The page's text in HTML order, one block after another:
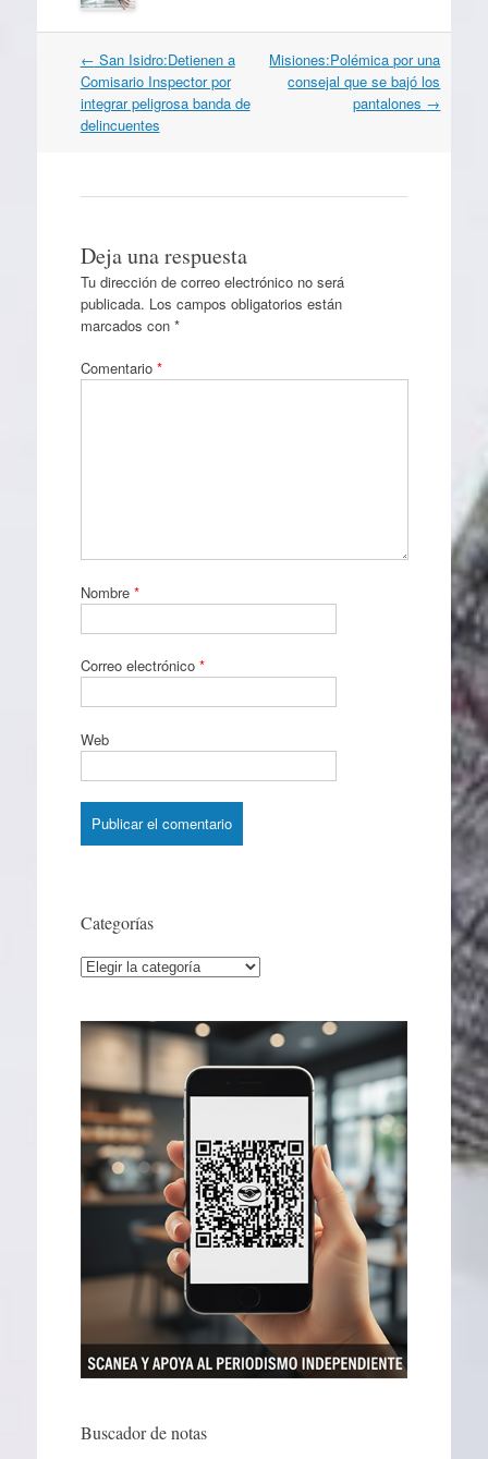
Navegación
por
artículos
← San Isidro:Detienen a
Comisario Inspector por
integrar peligrosa banda de
delincuentes
Misiones:Polémica por una
consejal que se bajó los
pantalones →
Deja una respuesta
Tu dirección de correo electrónico no será
publicada. Los campos obligatorios están
marcados con *
Comentario *
Nombre *
Correo electrónico *
Web
Categorías
Categorías
Buscador de notas